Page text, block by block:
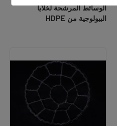
الوسائط المرشحة لخلايا
البيولوجية من HDPE